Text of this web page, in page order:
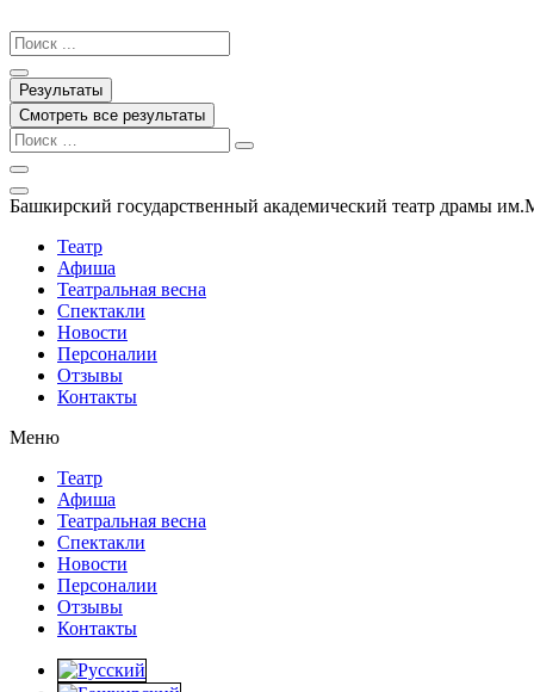
к
содержимому
Search
...
Результаты
Смотреть все результаты
Башкирский государственный академический театр драмы
Театр
Афиша
Театральная весна
Спектакли
Новости
Персоналии
Отзывы
Контакты
Меню
Театр
Афиша
Театральная весна
Спектакли
Новости
Персоналии
Отзывы
Контакты